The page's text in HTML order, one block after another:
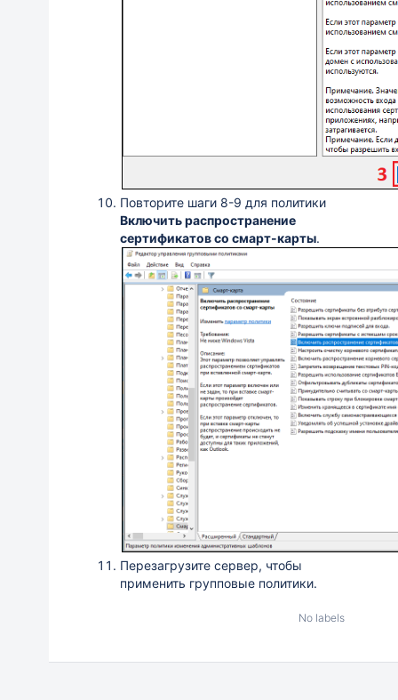
Повторите шаги 8-9 для политики
Включить распространение
сертификатов со смарт-карты.
Перезагрузите сервер, чтобы
применить групповые политики.
No labels